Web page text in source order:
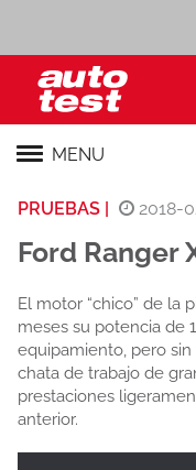
MENU
PRUEBAS | 2018-
Ford Ranger
El motor “chico” de la
meses su potencia de
equipamiento, pero
chata de trabajo de
prestaciones
anterior.